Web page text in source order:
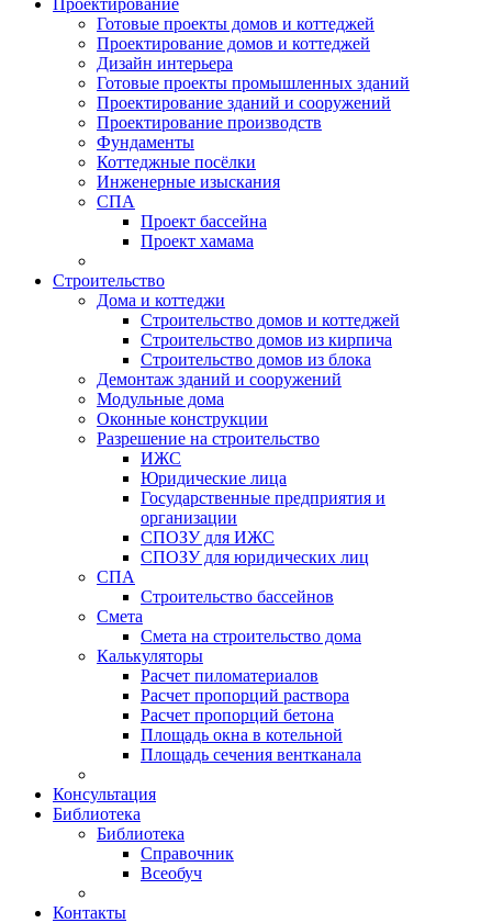
Проектирование
Готовые проекты домов и коттеджей
Проектирование домов и коттеджей
Дизайн интерьера
Готовые проекты промышленных зданий
Проектирование зданий и сооружений
Проектирование производств
Фундаменты
Коттеджные посёлки
Инженерные изыскания
СПА
Проект бассейна
Проект хамама
Строительство
Дома и коттеджи
Строительство домов и коттеджей
Строительство домов из кирпича
Строительство домов из блока
Демонтаж зданий и сооружений
Модульные дома
Оконные конструкции
Разрешение на строительство
ИЖС
Юридические лица
Государственные предприятия и
организации
СПОЗУ для ИЖС
СПОЗУ для юридических лиц
СПА
Строительство бассейнов
Смета
Смета на строительство дома
Калькуляторы
Расчет пиломатериалов
Расчет пропорций раствора
Расчет пропорций бетона
Площадь окна в котельной
Площадь сечения вентканала
Консультация
Библиотека
Библиотека
Справочник
Всеобуч
Контакты